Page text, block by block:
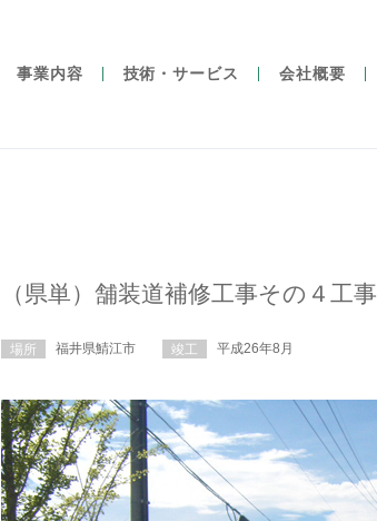
事業内容 技術・サービス 会社概要
（県単）舗装道補修工事その４工事
場所 福井県鯖江市 竣工 平成26年8月